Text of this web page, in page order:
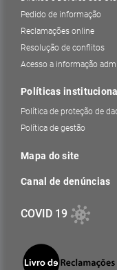
Pedido de informação
Reclamações online
Resolução de conflitos
Acesso a informação
Políticas
Política de proteção de
Política de gestão
Mapa do site
Canal de denúncias
COVID 19